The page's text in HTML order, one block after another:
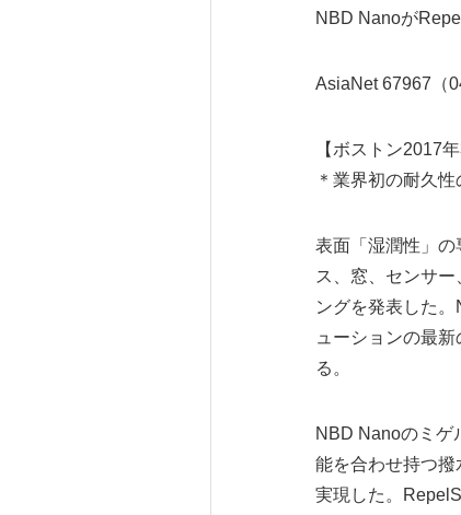
NBD Nanoが
AsiaNet 67967（
【ボストン2017
＊業界初の耐久
表面「湿潤性」
ス、窓、センサ
ングを発表した
ューションの最
る。
NBD Nanoのミゲ
能を合わせ持つ
実現した。